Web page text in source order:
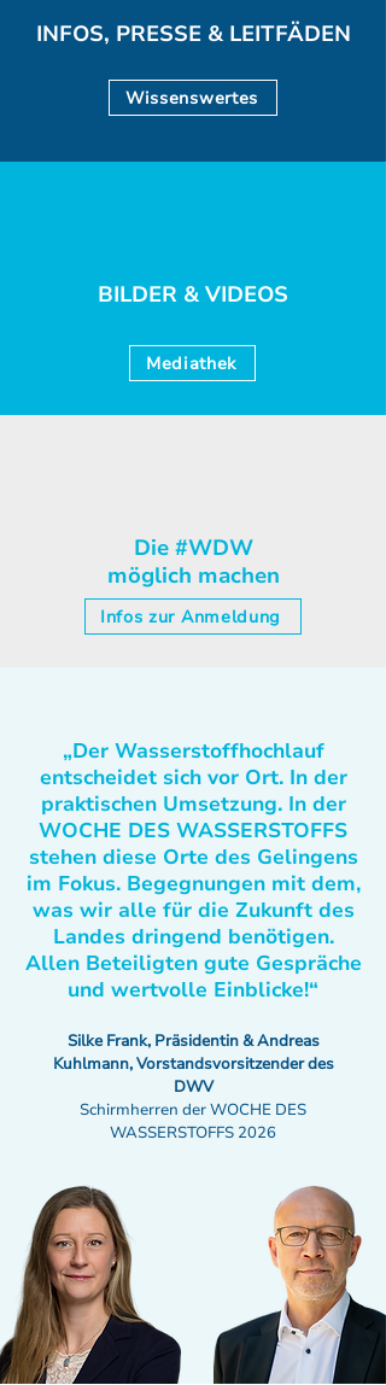
INFOS, PRESSE & LEITFÄDEN
Wissenswertes
BILDER & VIDEOS
Mediathek
Die #WDW
möglich machen
Infos zur Anmeldung
„Der Wasserstoffhochlauf
entscheidet sich vor Ort. In der
praktischen Umsetzung. In der
WOCHE DES WASSERSTOFFS
stehen diese Orte des Gelingens
im Fokus. Begegnungen mit dem,
was wir alle für die Zukunft des
Landes dringend benötigen.
Allen Beteiligten gute Gespräche
und wertvolle Einblicke!“
Silke Frank, Präsidentin & Andreas
Kuhlmann, Vorstandsvorsitzender des
DWV
Schirmherren der WOCHE DES
WASSERSTOFFS 2026